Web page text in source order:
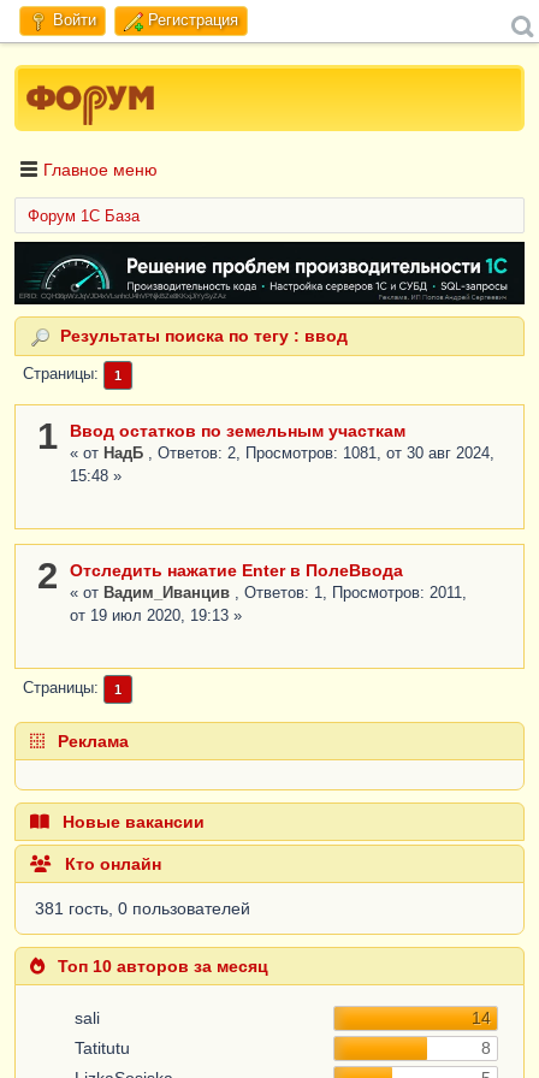
Войти Регистрация
Главное меню
Форум 1C База
ERID: CQH36pWzJqVJD4xVLsnhcU4hVPNjkBZe8KKxjJiYySyZAz
Результаты поиска по тегу : ввод
Страницы 1
1 Ввод остатков по земельным участкам
« от НадБ
, Ответов: 2, Просмотров: 1081, от 30 авг 2024,
15:48 »
2 Отследить нажатие Enter в ПолеВвода
« от Вадим_Иванцив
, Ответов: 1, Просмотров: 2011,
от 19 июл 2020, 19:13 »
Страницы 1
Реклама
Новые вакансии
Кто онлайн
381 гость, 0 пользователей
Топ 10 авторов за месяц
sali
14
Tatitutu
8